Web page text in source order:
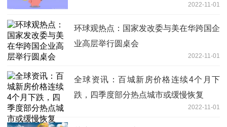
2022-11-01
环球观热点：国家发改委与美在华跨国企
业高层举行圆桌会
2022-11-01
全球资讯：百城新房价格连续4个月下
跌，四季度部分热点城市或缓慢恢复
2022-11-01